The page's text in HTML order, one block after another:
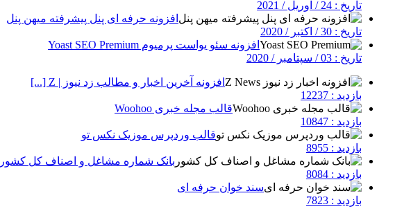
تاریخ : 24 / آوریل / 2021
افزونه حرفه ای پنل پیشرفته میهن پنل
تاریخ : 30 / اکتبر / 2020
افزونه سئو یواست پرمیوم Yoast SEO Premium
تاریخ : 03 / سپتامبر / 2020
افزونه آخرین اخبار و مطالب زد نیوز | Z [...]
بازدید : 12237
قالب مجله خبری Woohoo
بازدید : 10847
قالب وردپرس موزیک نکس تو
بازدید : 8955
بانک شماره مشاغل و اصناف کل کشور
بازدید : 8084
سند خوان حرفه ای
بازدید : 7823